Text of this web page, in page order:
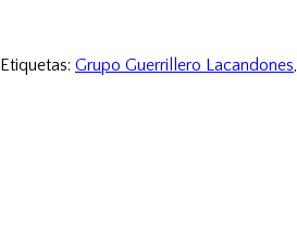
Etiquetas: Grupo Guerrillero Lacandones,